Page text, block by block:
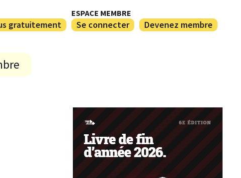
gratuitement
ESPACE MEMBRE
Se connecter Devenez membre